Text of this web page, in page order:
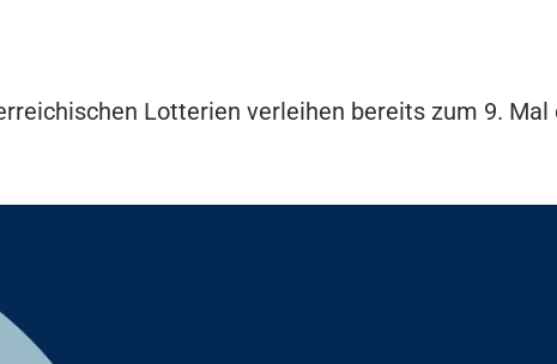
Lotterien verleihen bereits zum 9. Mal